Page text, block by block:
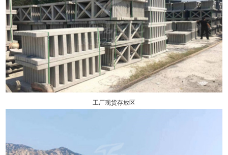
工厂现货存放区